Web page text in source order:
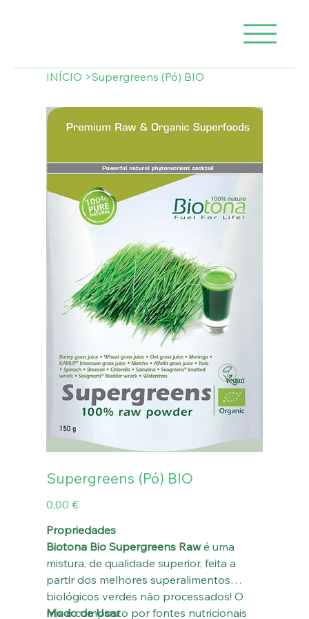
INÍCIO >Supergreens (Pó) BIO
Supergreens (Pó) BIO
Preço
0,00 €
Propriedades
Biotona Bio Supergreens Rawé uma
mistura, de qualidade superior, feita a
partir dos melhores superalimentos
biológicos verdes não processados! O
mix é composto por fontes nutricionais
Modo de Usar